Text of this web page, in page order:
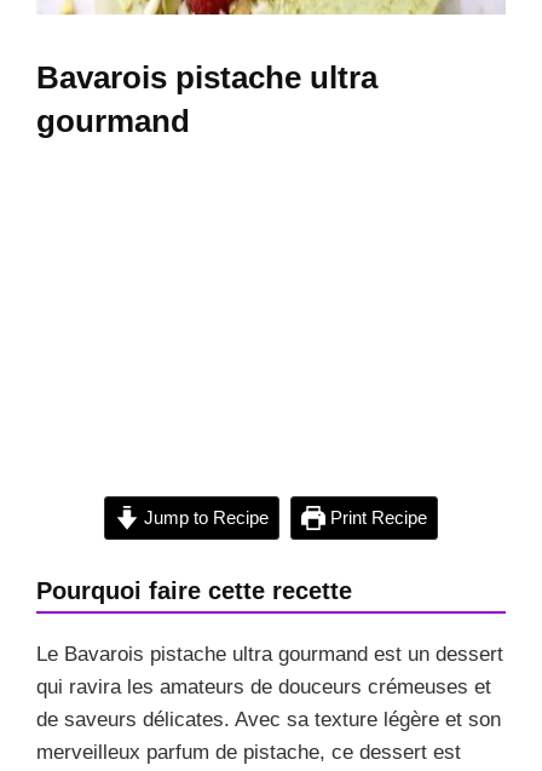
Bavarois pistache ultra
gourmand
Jump to Recipe Print Recipe
Pourquoi faire cette recette
Le Bavarois pistache ultra gourmand est un dessert
qui ravira les amateurs de douceurs crémeuses et
de saveurs délicates. Avec sa texture légère et son
merveilleux parfum de pistache, ce dessert est